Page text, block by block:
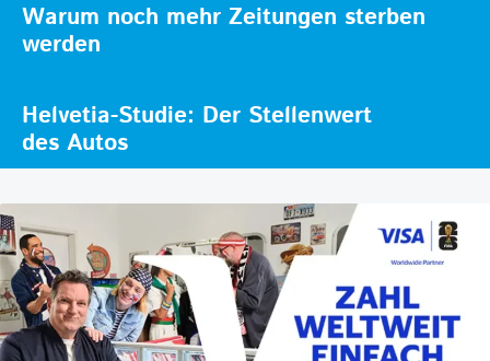
Warum noch mehr Zeitungen sterben
werden
Helvetia-Studie: Der Stellenwert
des Autos